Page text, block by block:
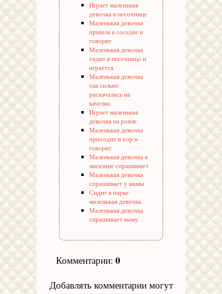
Играет маленькая
девочка в песочнице
Маленькая девочка
пришла к соседке и
говорит
Маленькая девочка
сидит в песочнице и
играется
Маленькая девочка
так сильно
раскачалась на
качелях
Играет маленькая
девочка на рояле
Маленькая девочка
приходит в хор и
говорит
Маленькая девочка в
магазине спрашивает
Маленькая девочка
спрашивает у мамы
Сидит в парке
маленькая девочка
Маленькая девочка
спрашивает маму
Комментарии: 0
Добавлять комментарии могут